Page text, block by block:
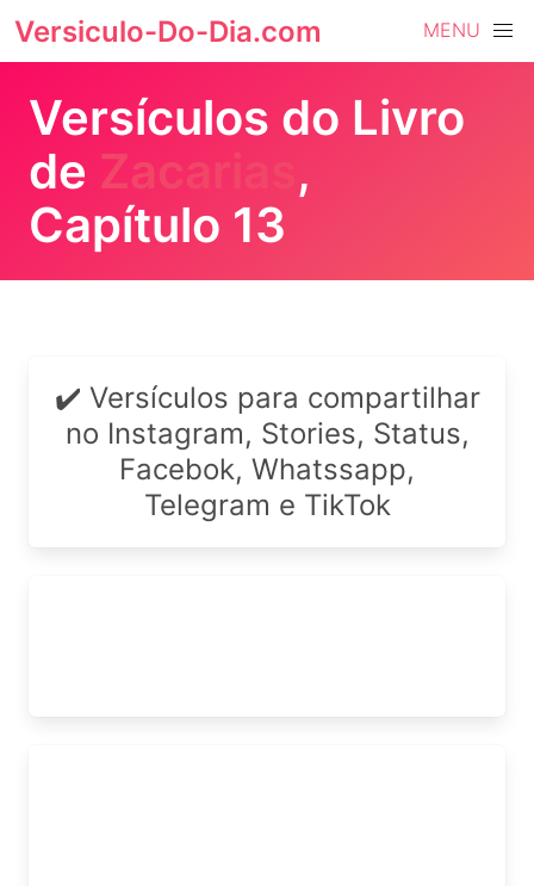
Versiculo-Do-Dia.com MENU
Versículos do Livro
de Zacarias ,
Capítulo 13
✔️ Versículos para compartilhar
no Instagram, Stories, Status,
Facebok, Whatssapp,
Telegram e TikTok